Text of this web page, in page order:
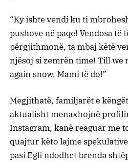
“Ky ishte vendi ku ti
pushove në paqe! Vendosa të
përgjithmonë, ta mbaj këtë
njësoj si zemrën time! Till we
again snow. Mami të do!”
Megjithatë, familjarët e
aktualisht menaxhojnë
Instagram, kanë reaguar me
quajtur këto lajme
pasi Egli ndodhet brenda